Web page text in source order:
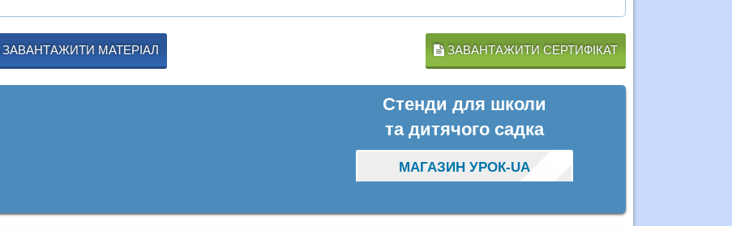
ЗАВАНТАЖИТИ МАТЕРІАЛ ЗАВАНТАЖИТИ СЕРТИФІКАТ
Стенди для школи
та дитячого садка
МАГАЗИН УРОК-UA